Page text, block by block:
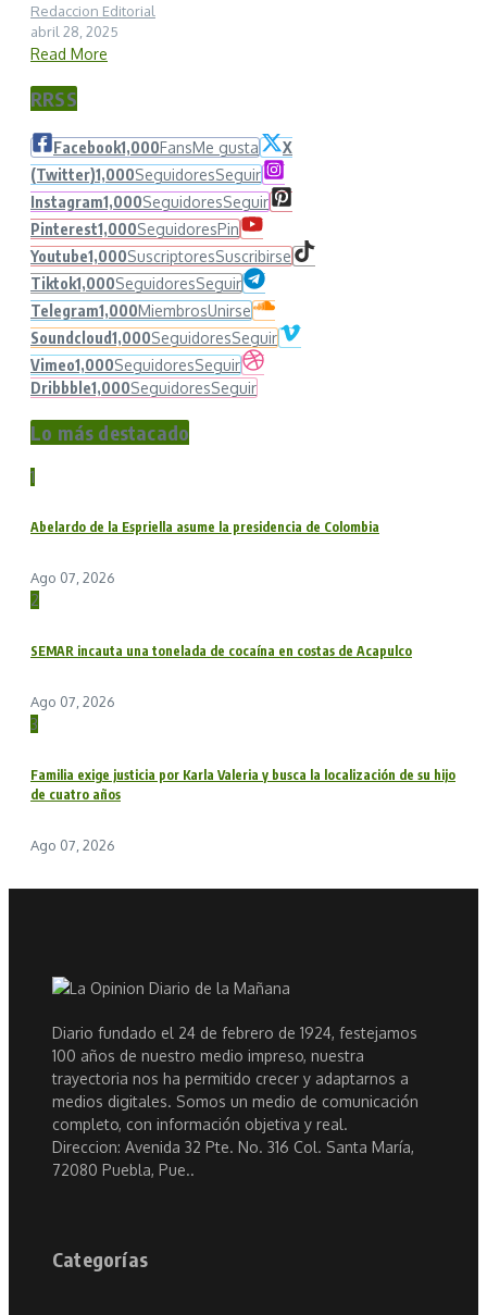
Redaccion Editorial
abril 28, 2025
Read More
RRSS
Facebook1,000FansMe gusta
X
(Twitter)1,000SeguidoresSeguir
Instagram1,000SeguidoresSeguir
Pinterest1,000SeguidoresPin
Youtube1,000SuscriptoresSuscribirse
Tiktok1,000SeguidoresSeguir
Telegram1,000MiembrosUnirse
Soundcloud1,000SeguidoresSeguir
Vimeo1,000SeguidoresSeguir
Dribbble1,000SeguidoresSeguir
Lo más destacado
1
Abelardo de la Espriella asume la presidencia de Colombia
Ago 07, 2026
2
SEMAR incauta una tonelada de cocaína en costas de Acapulco
Ago 07, 2026
3
Familia exige justicia por Karla Valeria y busca la localización de su hijo
de cuatro años
Ago 07, 2026
Diario fundado el 24 de febrero de 1924, festejamos
100 años de nuestro medio impreso, nuestra
trayectoria nos ha permitido crecer y adaptarnos a
medios digitales. Somos un medio de comunicación
completo, con información objetiva y real.
Direccion: Avenida 32 Pte. No. 316 Col. Santa María,
72080 Puebla, Pue..
Categorías